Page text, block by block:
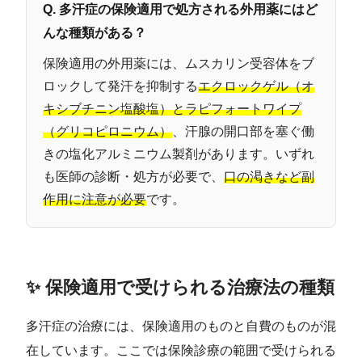
Q. 多汗症の保険適用で処方される外用薬にはど
んな種類がある？
保険適用の外用薬には、ムスカリン受容体をブ
ロックして発汗を抑制するエクロックゲル（オ
キシブチニン塩酸塩）とラピフォートワイプ
（グリコピロニウム） 、汗腺の開口部を塞ぐ働
きの塩化アルミニウム製剤があります。いずれ
も医師の診断・処方が必要で、 口の渇きなど副
作用に注意が必要です。
✨ 保険適用で受けられる治療法の種類
多汗症の治療には、保険適用のものと自費のものが混
在しています。ここでは保険診療の範囲で受けられる